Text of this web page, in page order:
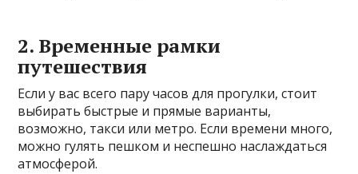
2. Временные рамки
путешествия
Если у вас всего пару часов для прогулки, стоит
выбирать быстрые и прямые варианты,
возможно, такси или метро. Если времени много,
можно гулять пешком и неспешно наслаждаться
атмосферой.